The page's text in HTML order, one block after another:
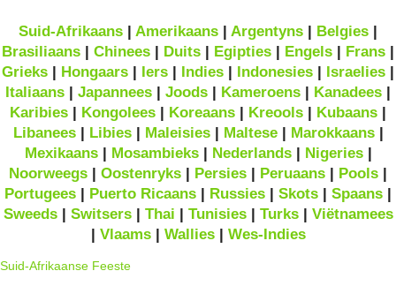
Suid-Afrikaans | Amerikaans | Argentyns | Belgies |
Brasiliaans | Chinees | Duits | Egipties | Engels | Frans |
Grieks | Hongaars | Iers | Indies | Indonesies | Israelies |
Italiaans | Japannees | Joods | Kameroens | Kanadees |
Karibies | Kongolees | Koreaans | Kreools | Kubaans |
Libanees| Libies| Maleisies| Maltese| Marokkaans|
Mexikaans| Mosambieks| Nederlands| Nigeries|
Noorweegs | Oostenryks | Persies | Peruaans | Pools |
Portugees | Puerto Ricaans | Russies | Skots | Spaans |
Sweeds| Switsers| Thai | Tunisies| Turks| Viëtnamees
| Vlaams| Wallies| Wes-Indies
Suid-Afrikaanse Feeste